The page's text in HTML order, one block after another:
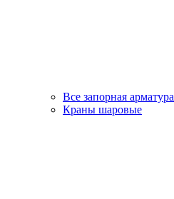
Все запорная арматура
Краны шаровые